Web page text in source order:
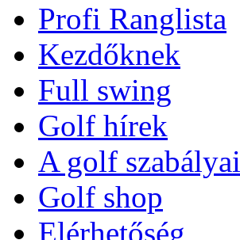
Profi Ranglista
Kezdőknek
Full swing
Golf hírek
A golf szabályai
Golf shop
Elérhetőség